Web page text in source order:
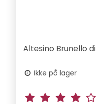
Altesino Brunello
Ikke på lager